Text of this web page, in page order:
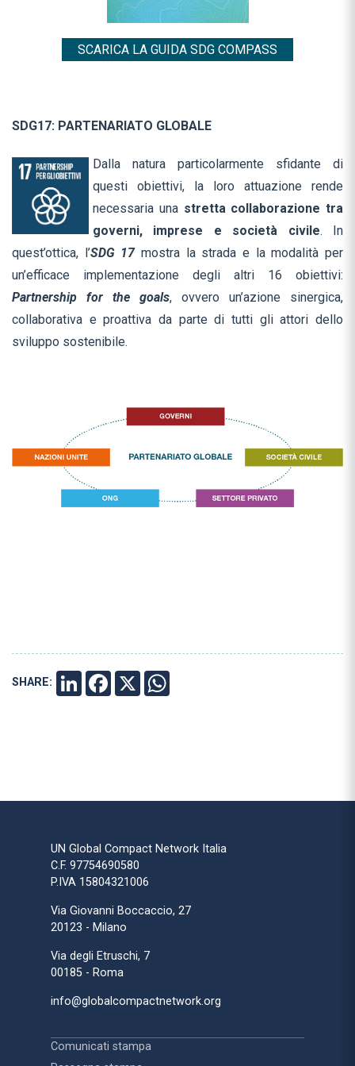
SCARICA LA GUIDA SDG COMPASS
SDG17: PARTENARIATO GLOBALE
Dalla natura particolarmente sfidante di
questi obiettivi, la loro attuazione rende
necessaria una stretta collaborazione tra
governi, imprese e società civile. In
quest’ottica, l’SDG 17mostra la strada e la modalità per
un’efficace implementazione degli altri 16 obiettivi:
Partnership for the goals, ovvero un’azione sinergica,
collaborativa e proattiva da parte di tutti gli attori dello
sviluppo sostenibile.
SHARE: LINKEDINFACEBOOK
X
UN Global Compact Network Italia
C.F. 97754690580
P.IVA 15804321006
Via Giovanni Boccaccio, 27
20123 - Milano
Via degli Etruschi, 7
00185 - Roma
info@globalcompactnetwork.org
Comunicati stampa